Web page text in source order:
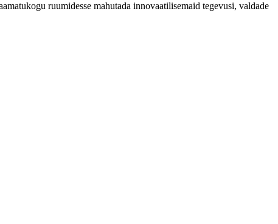
ruumidesse mahutada innovaatilisemaid tegevusi, valdade